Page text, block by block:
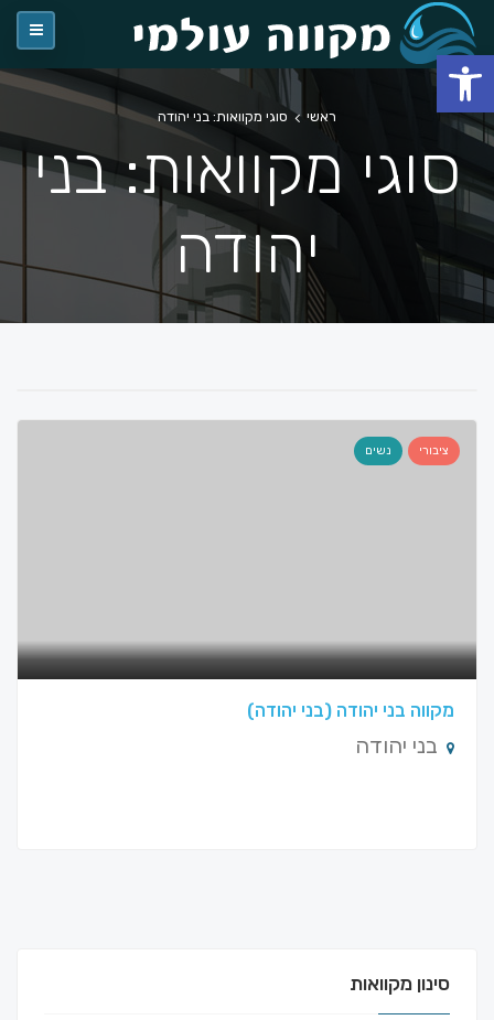
ראשי סוגי מקוואות: בני יהודה
סוגי מקוואות: בני
יהודה
ציבורי נשים
מקווה בני יהודה (בני יהודה)
בני יהודה
סינון מקוואות
פתח סרגל נגישות